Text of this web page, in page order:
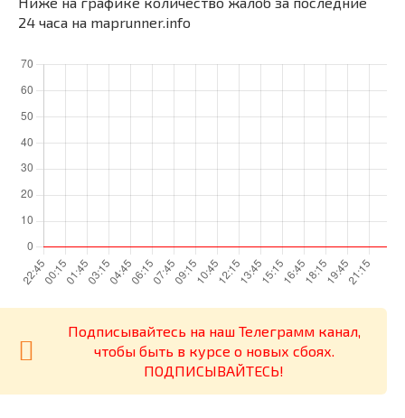
24 часа на maprunner.info
Подписывайтесь на наш Телеграмм канал,
чтобы быть в курсе о новых сбоях.
ПОДПИСЫВАЙТЕСЬ!